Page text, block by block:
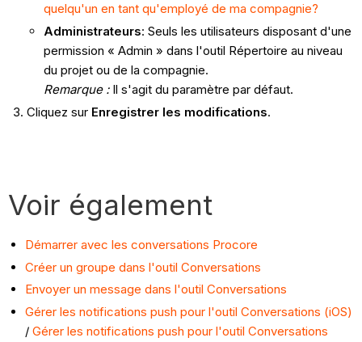
quelqu'un en tant qu'employé de ma compagnie?
Administrateurs: Seuls les utilisateurs disposant d'une
permission « Admin » dans l'outil Répertoire au niveau
du projet ou de la compagnie.
Remarque : Il s'agit du paramètre par défaut.
Cliquez sur Enregistrer les modifications.
Voir également
Démarrer avec les conversations Procore
Créer un groupe dans l'outil Conversations
Envoyer un message dans l'outil Conversations
Gérer les notifications push pour l'outil Conversations (iOS)
/Gérer les notifications push pour l'outil Conversations